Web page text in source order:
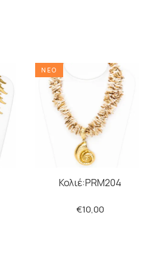
ΝΕΟ
Κολιέ:PRM204
€10,00